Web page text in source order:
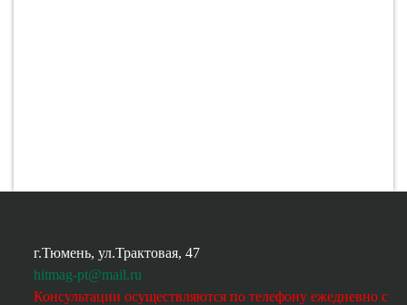
г.Тюмень, ул.Трактовая, 47
hitmag-pt@mail.ru
Консультации осуществляются по телефону ежедневно с